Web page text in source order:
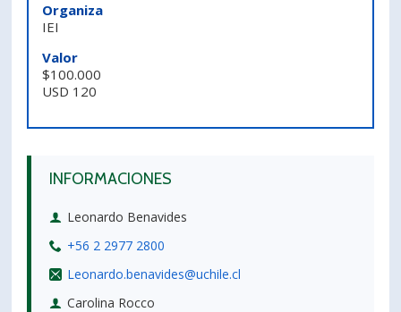
INFORMACIONES
Leonardo Benavides
+56 2 2977 2800
Leonardo.benavides@uchile.cl
Carolina Rocco
Organiza
IEI
Valor
$100.000
USD 120